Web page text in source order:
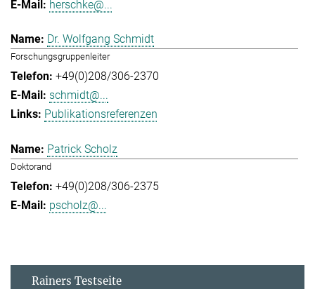
herschke@...
Dr. Wolfgang Schmidt
Forschungsgruppenleiter
+49(0)208/306-2370
schmidt@...
Publikationsreferenzen
Patrick Scholz
Doktorand
+49(0)208/306-2375
pscholz@...
Rainers Testseite